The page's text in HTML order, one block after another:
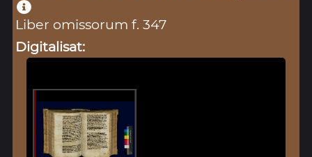
Liber omissorum f. 347
Digitalisat: